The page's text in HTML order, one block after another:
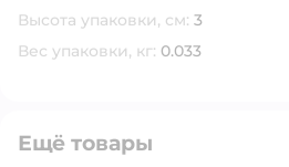
Высота упаковки, см: 3
Вес упаковки, кг: 0.033
Ещё товары